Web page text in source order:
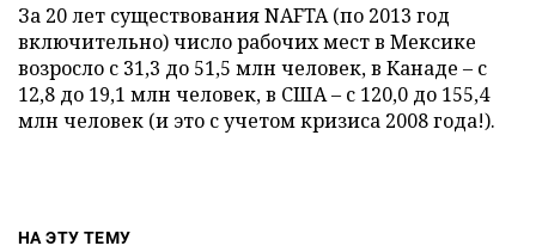
За 20 лет существования NAFTA (по 2013 год
включительно) число рабочих мест в Мексике
возросло с 31,3 до 51,5 млн человек, в Канаде – с
12,8 до 19,1 млн человек, в США – с 120,0 до 155,4
млн человек (и это с учетом кризиса 2008 года!).
НА ЭТУ ТЕМУ